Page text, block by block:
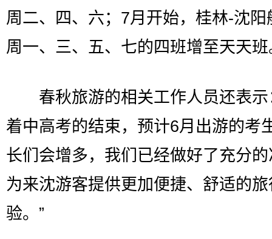
周二、四、六；7月开始，桂林-沈阳
周一、三、五、七的四班增至天天班
春秋旅游的相关工作人员还表示
着中高考的结束，预计6月出游的考
长们会增多，我们已经做好了充分
为来沈游客提供更加便捷、舒适的
验。”